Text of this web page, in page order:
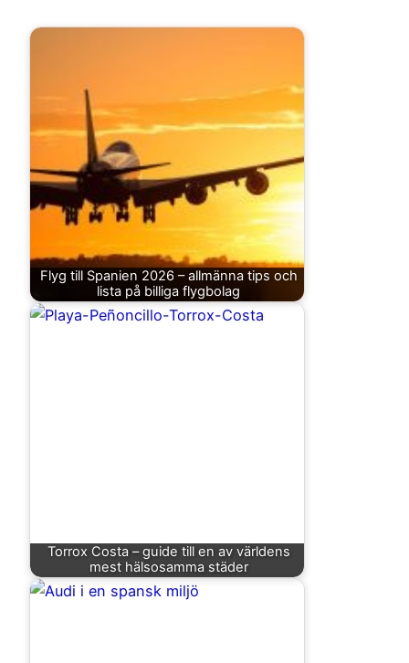
Flyg till Spanien 2026 – allmänna tips och
lista på billiga flygbolag
Torrox Costa – guide till en av världens
mest hälsosamma städer